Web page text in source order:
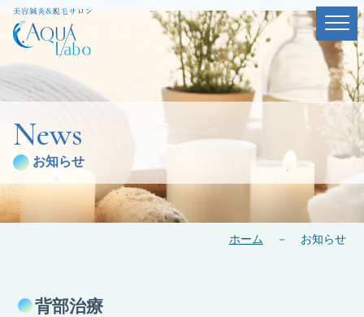
News
お知らせ
ホーム － お知らせ
背部治療